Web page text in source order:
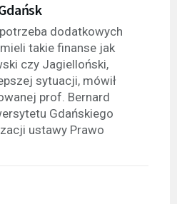
dodatkowych
takie finanse jak
czy Jagielloński,
sytuacji, mówił
prof. Bernard
Gdańskiego
ustawy Prawo